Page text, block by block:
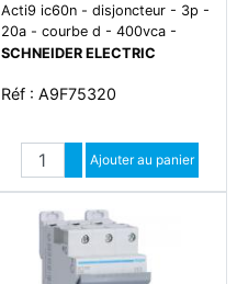
Acti9 ic60n - disjoncteur - 3p -
20a - courbe d - 400vca -
6000a/10ka
SCHNEIDER ELECTRIC
Réf : A9F75320
Quantité
Augmenter quantité
Diminuer quantité
Ajouter au panier